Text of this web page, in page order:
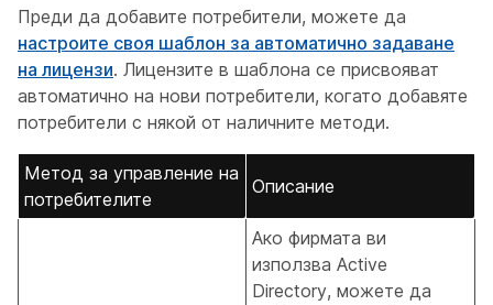
Преди да добавите потребители, можете да
настроите своя шаблон за автоматично задаване
на лицензи. Лицензите в шаблона се присвояват
автоматично на нови потребители, когато добавяте
потребители с някой от наличните методи.
Метод за управление на
потребителите
Описание
Ако фирмата ви
използва Active
Directory, можете да